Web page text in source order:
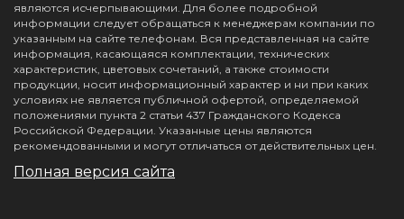
являются исчерпывающими. Для более подробной
информации следует обращаться к менеджерам компании по
указанным на сайте телефонам. Вся представленная на сайте
информация, касающаяся комплектации, технических
характеристик, цветовых сочетаний, а также стоимости
продукции, носит информационный характер и ни при каких
условиях не является публичной офертой, определяемой
положениями пункта 2 статьи 437 Гражданского Кодекса
Российской Федерации. Указанные цены являются
рекомендованными и могут отличаться от действительных цен.
Полная версия сайта